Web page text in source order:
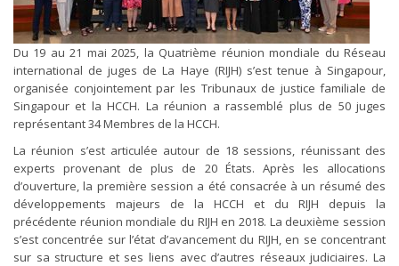
Du 19 au 21 mai 2025, la Quatrième réunion mondiale du Réseau
international de juges de La Haye (RIJH) s’est tenue à Singapour,
organisée conjointement par les Tribunaux de justice familiale de
Singapour et la HCCH. La réunion a rassemblé plus de 50 juges
représentant 34 Membres de la HCCH.
La réunion s’est articulée autour de 18 sessions, réunissant des
experts provenant de plus de 20 États. Après les allocations
d’ouverture, la première session a été consacrée à un résumé des
développements majeurs de la HCCH et du RIJH depuis la
précédente réunion mondiale du RIJH en 2018. La deuxième session
s’est concentrée sur l’état d’avancement du RIJH, en se concentrant
sur sa structure et ses liens avec d’autres réseaux judiciaires. La